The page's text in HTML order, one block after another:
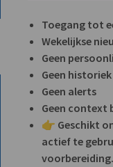
Toegang tot
Wekelijkse
Geen
Geen
Geen alerts
Geen context
👉 Geschikt
actief te
voorbereiding.